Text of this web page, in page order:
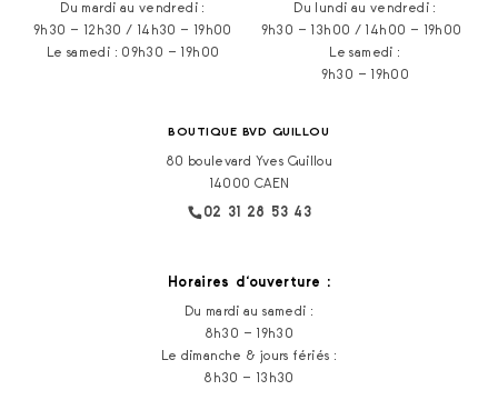
Du mardi au vendredi :
9h30 – 12h30 / 14h30 – 19h00
Le samedi : 09h30 – 19h00
Du lundi au vendredi :
9h30 – 13h00 / 14h00 – 19h00
Le samedi :
9h30 – 19h00
BOUTIQUE BVD GUILLOU
80 boulevard Yves Guillou
14000 CAEN
02 31 28 53 43
Horaires d‘ouverture :
Du mardi au samedi :
8h30 – 19h30
Le dimanche & jours fériés :
8h30 – 13h30